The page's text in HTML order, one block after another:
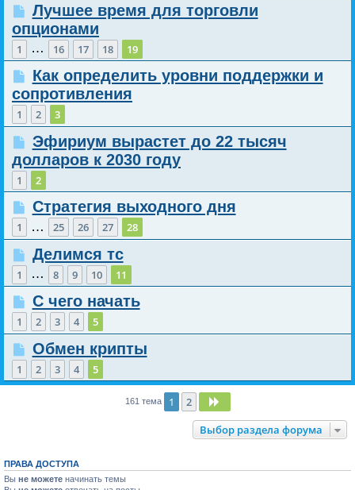
Лучшее время для торговли
опционами
1 … 16 17 18 19
Как определить уровни поддержки и
сопротивления
1 2 3
Эфириум вырастет до 22 тысяч
долларов к 2030 году
1 2
Стратегия выходного дня
1 … 25 26 27 28
Делимся тс
1 … 8 9 10 11
С чего начать
1 2 3 4 5
Обмен крипты
1 2 3 4 5
161 тема 1 2
Выбор раздела форума
ПРАВА ДОСТУПА
Вы не можете начинать темы